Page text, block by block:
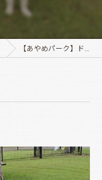
【あやめパーク】ドッグラン